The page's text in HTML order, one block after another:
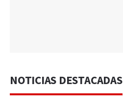
NOTICIAS DESTACADAS